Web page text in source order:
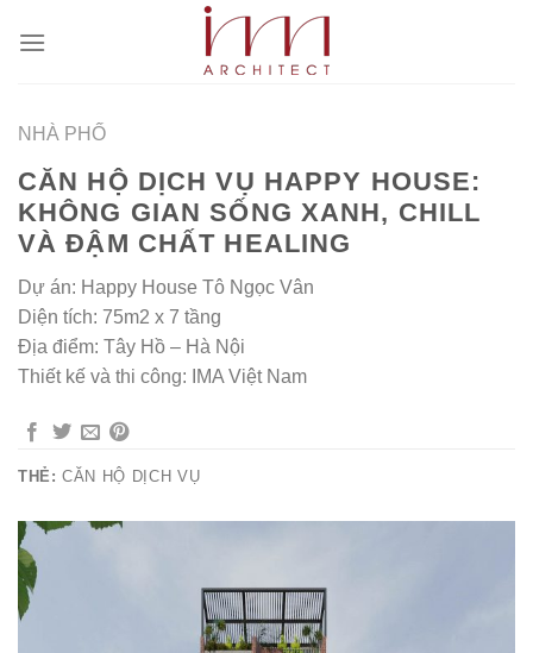
qua
NHÀ PHỐ
CĂN HỘ DỊCH VỤ HAPPY HOUSE:
KHÔNG GIAN SỐNG XANH, CHILL
VÀ ĐẬM CHẤT HEALING
Dự án: Happy House Tô Ngọc Vân
Diện tích: 75m2 x 7 tầng
Địa điểm: Tây Hồ – Hà Nội
Thiết kế và thi công: IMA Việt Nam
THẺ: CĂN HỘ DỊCH VỤ